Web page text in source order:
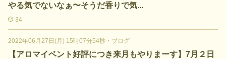
やる気でないなぁ〜そうだ香りで気...
34
2022年06月27日(月) 15時07分54秒 ・ ブログ
【アロマイベント好評につき来月もやりまーす】7月２日